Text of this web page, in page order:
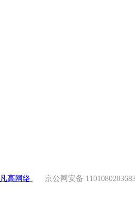
凡高网络 京公网安备